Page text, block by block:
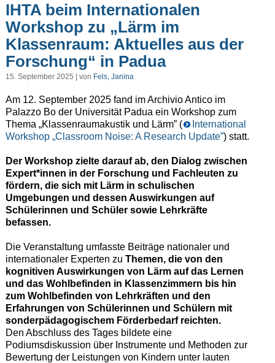
IHTA beim Internationalen
Workshop zu „Lärm im
Klassenraum: Aktuelles aus der
Forschung“ in Padua
15. September 2025 | von Fels, Janina
Am 12. September 2025 fand im Archivio Antico im
Palazzo Bo der Universität Padua ein Workshop zum
Thema „Klassenraumakustik und Lärm” (
International
Workshop „Classroom Noise: A Research Update”) statt.
Der Workshop zielte darauf ab, den Dialog zwischen
Expert*innen in der Forschung und Fachleuten zu
fördern, die sich mit Lärm in schulischen
Umgebungen und dessen Auswirkungen auf
Schülerinnen und Schüler sowie Lehrkräfte
befassen.
Die Veranstaltung umfasste Beiträge nationaler und
internationaler Experten zu Themen, die von den
kognitiven Auswirkungen von Lärm auf das Lernen
und das Wohlbefinden in Klassenzimmern bis hin
zum Wohlbefinden von Lehrkräften und den
Erfahrungen von Schülerinnen und Schülern mit
sonderpädagogischem Förderbedarf reichten.
Den Abschluss des Tages bildete eine
Podiumsdiskussion über Instrumente und Methoden zur
Bewertung der Leistungen von Kindern unter lauten